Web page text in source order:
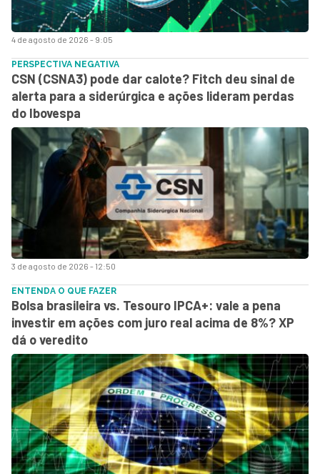
4 de agosto de 2026 - 9:05
3 de agosto de 2026 - 12:50
PERSPECTIVA NEGATIVA
CSN (CSNA3) pode dar calote? Fitch deu sinal de
alerta para a siderúrgica e ações lideram perdas
do Ibovespa
ENTENDA O QUE FAZER
Bolsa brasileira vs. Tesouro IPCA+: vale a pena
investir em ações com juro real acima de 8%? XP
dá o veredito